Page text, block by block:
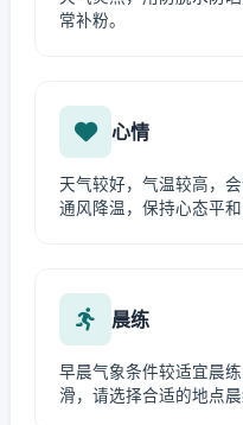
常补粉。
心情
天气较好，气温较高，
通风降温，保持心态平和
晨练
早晨气象条件较适宜晨
滑，请选择合适的地点晨